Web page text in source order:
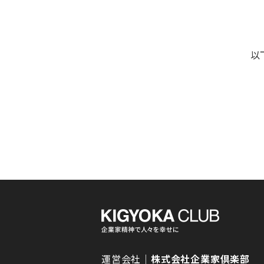
以
運営会社｜ 株式会社企業家倶楽部